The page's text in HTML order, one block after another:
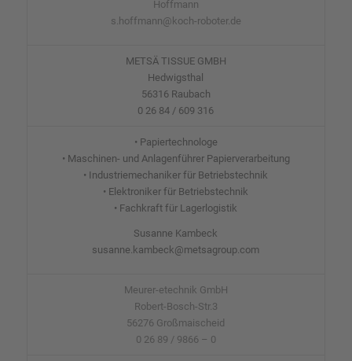
Hoffmann
s.hoffmann@koch-roboter.de
METSÄ TISSUE GMBH
Hedwigsthal
56316 Raubach
0 26 84 / 609 316
• Papiertechnologe
• Maschinen- und Anlagenführer Papierverarbeitung
• Industriemechaniker für Betriebstechnik
• Elektroniker für Betriebstechnik
• Fachkraft für Lagerlogistik
Susanne Kambeck
susanne.kambeck@metsagroup.com
Meurer-etechnik GmbH
Robert-Bosch-Str.3
56276 Großmaischeid
0 26 89 / 9866 – 0